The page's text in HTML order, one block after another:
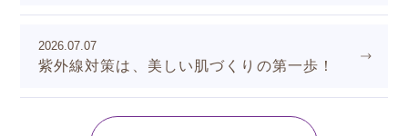
2026.07.07
紫外線対策は、美しい肌づくりの第一歩！